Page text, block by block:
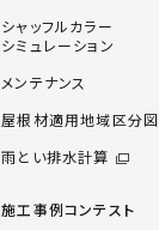
シャッフルカラー
シミュレーション
メンテナンス
屋根材適用地域区分図
雨とい排水計算
施工事例コンテスト